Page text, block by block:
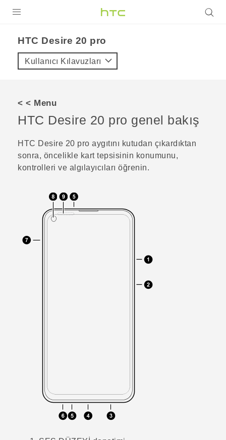
VIVE
VIVERSE
DESTEK
‎HTC Desire 20 pro‎
Kullanıcı Kılavuzları
< < Menu
HTC Desire 20 pro genel bakış
HTC Desire 20 pro aygıtını kutudan çıkardıktan
sonra, öncelikle kart tepsisinin konumunu,
kontrolleri ve algılayıcıları öğrenin.